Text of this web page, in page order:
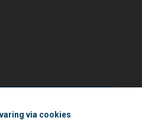
via cookies